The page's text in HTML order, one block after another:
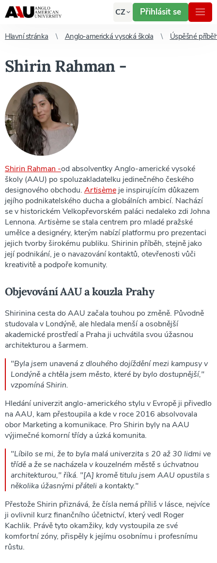
CZ Přihlásit se
Hlavní stránka Anglo-americká vysoká škola Úspěšné
Shirin Rahman -
Shirin Rahman -od absolventky Anglo-americké vysoké
školy (AAU) po spoluzakladatelku jedinečného českého
designového obchodu. Artisème je inspirujícím důkazem
jejího podnikatelského ducha a globálních ambicí. Nachází
se v historickém Velkopřevorském paláci nedaleko zdi Johna
Lennona. Artisème se stala centrem pro mladé pražské
umělce a designéry, kterým nabízí platformu pro prezentaci
jejich tvorby širokému publiku. Shirinin příběh, stejně jako
její podnikání, je o navazování kontaktů, otevřenosti vůči
kreativitě a podpoře komunity.
Objevování AAU a kouzla Prahy
Shirinina cesta do AAU začala touhou po změně. Původně
studovala v Londýně, ale hledala menší a osobnější
akademické prostředí a Praha ji uchvátila svou úžasnou
architekturou a šarmem.
"Byla jsem unavená z dlouhého dojíždění mezi kampusy v
Londýně a chtěla jsem město, které by bylo dostupnější,"
vzpomíná Shirin.
Hledání univerzit anglo-amerického stylu v Evropě ji přivedlo
na AAU, kam přestoupila a kde v roce 2016 absolvovala
obor Marketing a komunikace. Pro Shirin byly na AAU
výjimečné komorní třídy a úzká komunita.
"Líbilo se mi, že to byla malá univerzita s 20 až 30 lidmi ve
třídě a že se nacházela v kouzelném městě s úchvatnou
architekturou," říká. "[A] kromě titulu jsem AAU opustila s
několika úžasnými přáteli a kontakty."
Přestože Shirin přiznává, že čísla nemá příliš v lásce, nejvíce
ji ovlivnil kurz finančního účetnictví, který vedl Roger
Kachlik. Právě tyto okamžiky, kdy vystoupila ze své
komfortní zóny, přispěly k jejímu osobnímu i profesnímu
růstu.